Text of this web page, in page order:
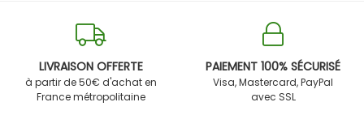
LIVRAISON OFFERTE
à partir de 50€ d'achat en
France métropolitaine
PAIEMENT 100% SÉCURISÉ
Visa, Mastercard, PayPal
avec SSL